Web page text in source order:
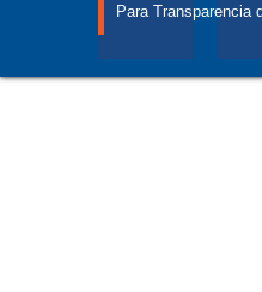
Para Transparencia